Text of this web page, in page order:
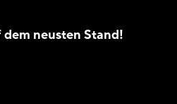
dem neusten Stand!